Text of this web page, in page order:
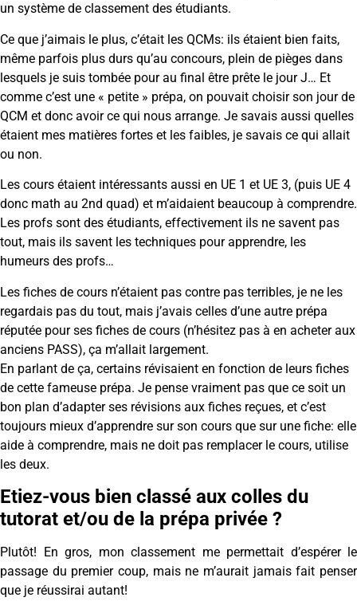
un système de classement des étudiants.
Ce que j’aimais le plus, c’était les QCMs: ils étaient bien faits,
même parfois plus durs qu’au concours, plein de pièges dans
lesquels je suis tombée pour au final être prête le jour J… Et
comme c’est une « petite » prépa, on pouvait choisir son jour de
QCM et donc avoir ce qui nous arrange. Je savais aussi quelles
étaient mes matières fortes et les faibles, je savais ce qui allait
ou non.
Les cours étaient intéressants aussi en UE 1 et UE 3, (puis UE 4
donc math au 2nd quad) et m’aidaient beaucoup à comprendre.
Les profs sont des étudiants, effectivement ils ne savent pas
tout, mais ils savent les techniques pour apprendre, les
humeurs des profs…
Les fiches de cours n’étaient pas contre pas terribles, je ne les
regardais pas du tout, mais j’avais celles d’une autre prépa
réputée pour ses fiches de cours (n’hésitez pas à en acheter aux
anciens PASS), ça m’allait largement.
En parlant de ça, certains révisaient en fonction de leurs fiches
de cette fameuse prépa. Je pense vraiment pas que ce soit un
bon plan d’adapter ses révisions aux fiches reçues, et c’est
toujours mieux d’apprendre sur son cours que sur une fiche: elle
aide à comprendre, mais ne doit pas remplacer le cours, utilise
les deux.
Etiez-vous bien classé aux colles du
tutorat et/ou de la prépa privée ?
Plutôt! En gros, mon classement me permettait d’espérer le
passage du premier coup, mais ne m’aurait jamais fait penser
que je réussirai autant!